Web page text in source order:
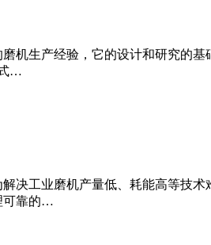
机生产经验，它的设计和研究的
…
决工业磨机产量低、耗能高等技
可靠的…